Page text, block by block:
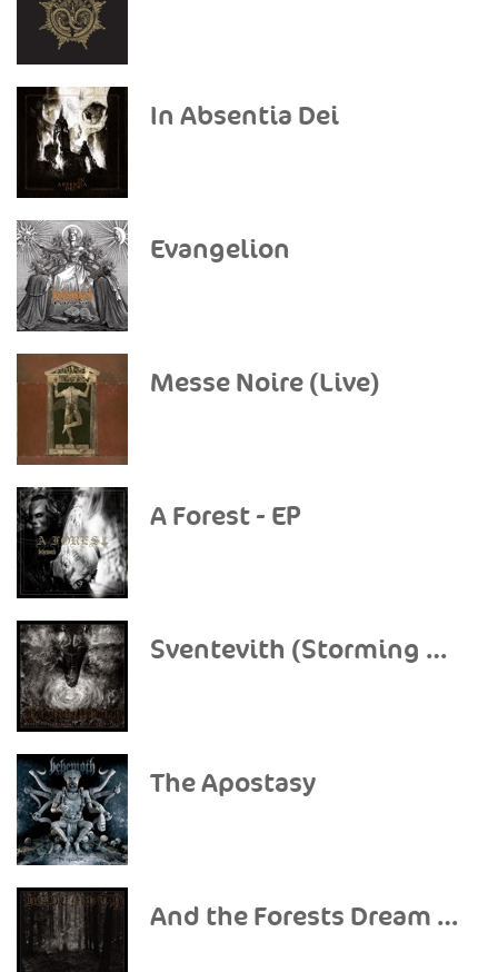
In Absentia Dei
Evangelion
Messe Noire (Live)
A Forest - EP
Sventevith (Storming Near the Baltic)
The Apostasy
And the Forests Dream Eternally